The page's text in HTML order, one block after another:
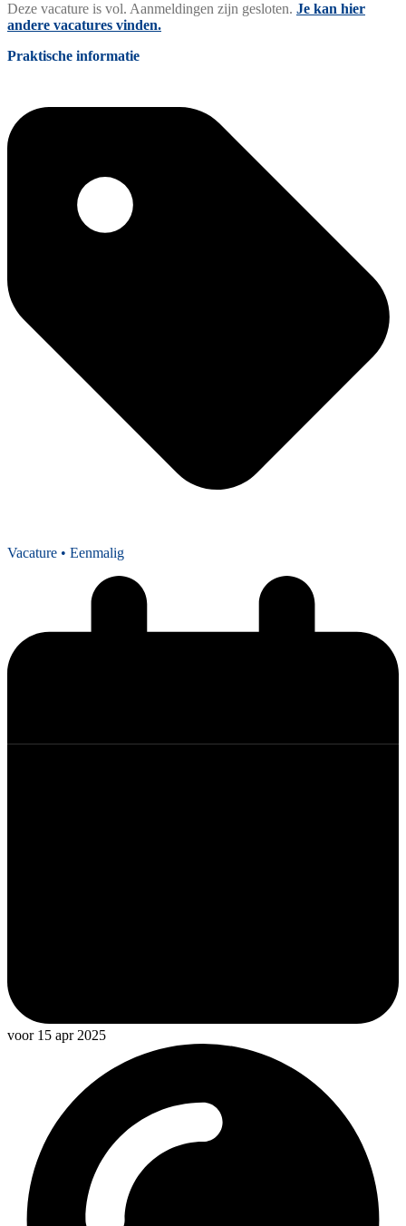
Deze vacature is vol. Aanmeldingen zijn gesloten. Je kan hier
andere vacatures vinden.
Praktische informatie
Vacature • Eenmalig
voor 15 apr 2025